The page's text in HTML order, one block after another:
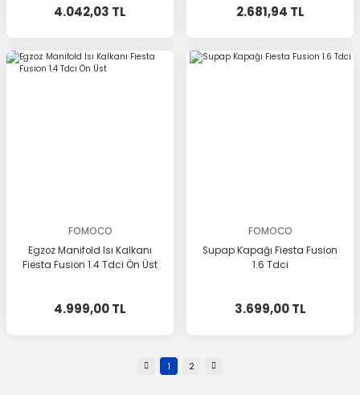
4.042,03 TL 2.681,94 TL
FOMOCO
Egzoz Manifold Isı Kalkanı
Fiesta Fusion 1.4 Tdci Ön Üst
4.999,00 TL
FOMOCO
Supap Kapağı Fiesta Fusion
1.6 Tdci
3.699,00 TL
1 2